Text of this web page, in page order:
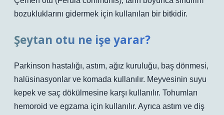
bozukluklarını gidermek için kullanılan bir bitkidir.
Şeytan otu ne işe yarar?
Parkinson hastalığı, astım, ağız kuruluğu, baş dönmesi,
halüsinasyonlar ve komada kullanılır. Meyvesinin suyu
kepek ve saç dökülmesine karşı kullanılır. Tohumları
hemoroid ve egzama için kullanılır. Ayrıca astım ve diş